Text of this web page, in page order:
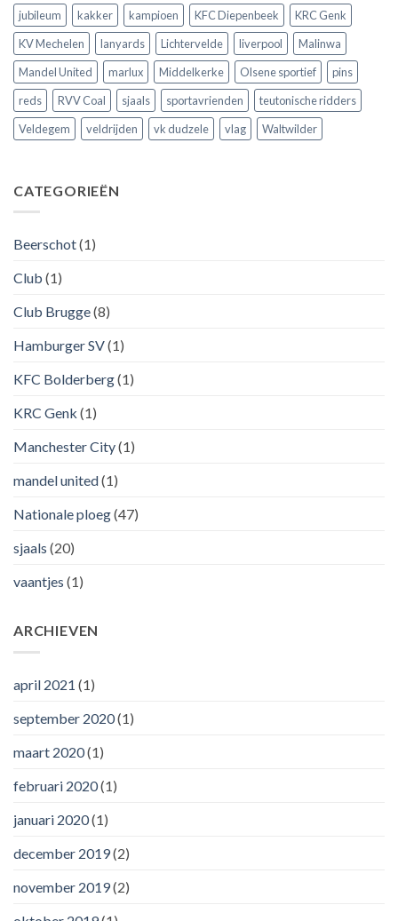
jubileum
kakker kampioen KFC Diepenbeek
KRC Genk
KV Mechelen
lanyards Lichtervelde liverpool
Malinwa
Mandel United
marlux Middelkerke Olsene sportief
pins
reds
RVV Coal sjaals sportavrienden
teutonische ridders
Veldegem
veldrijden vk dudzele vlag Waltwilder
CATEGORIEËN
Beerschot(1)
Club (1)
Club Brugge(8)
Hamburger SV(1)
KFC Bolderberg(1)
KRC Genk (1)
Manchester City(1)
mandel united(1)
Nationale ploeg(47)
sjaals (20)
vaantjes (1)
ARCHIEVEN
april 2021 (1)
september 2020(1)
maart 2020(1)
februari 2020(1)
januari 2020(1)
december 2019(2)
november 2019(2)